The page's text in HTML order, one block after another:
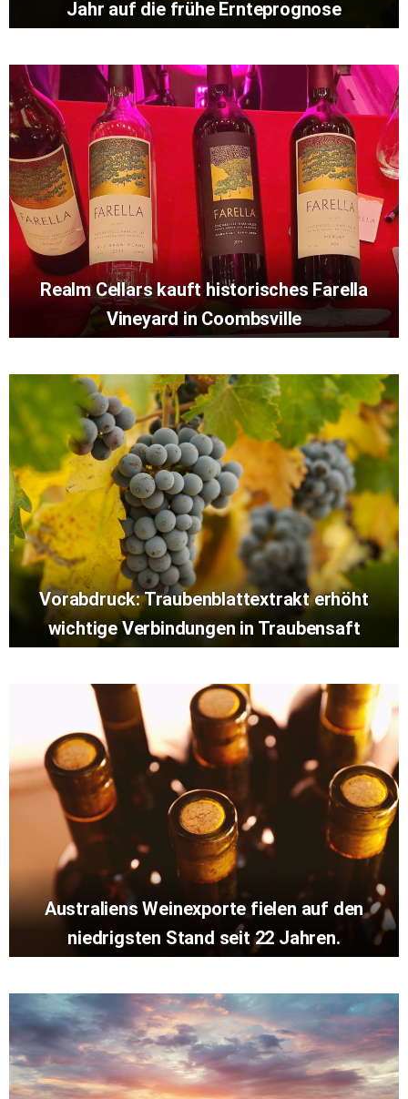
Jahr auf die frühe Ernteprognose
Realm Cellars kauft historisches Farella
Vineyard in Coombsville
Vorabdruck: Traubenblattextrakt erhöht
wichtige Verbindungen in Traubensaft
Australiens Weinexporte fielen auf den
niedrigsten Stand seit 22 Jahren.